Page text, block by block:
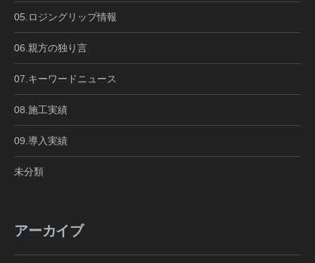
05.ロジングリップ情報
06.親方の独り言
07.キーワードニュース
08.施工実績
09.導入実績
未分類
アーカイブ